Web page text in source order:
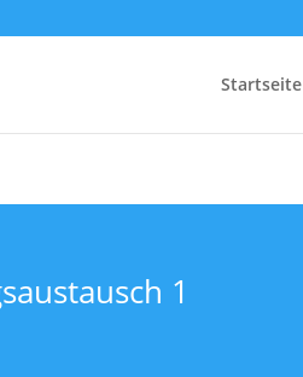
Startseite
1